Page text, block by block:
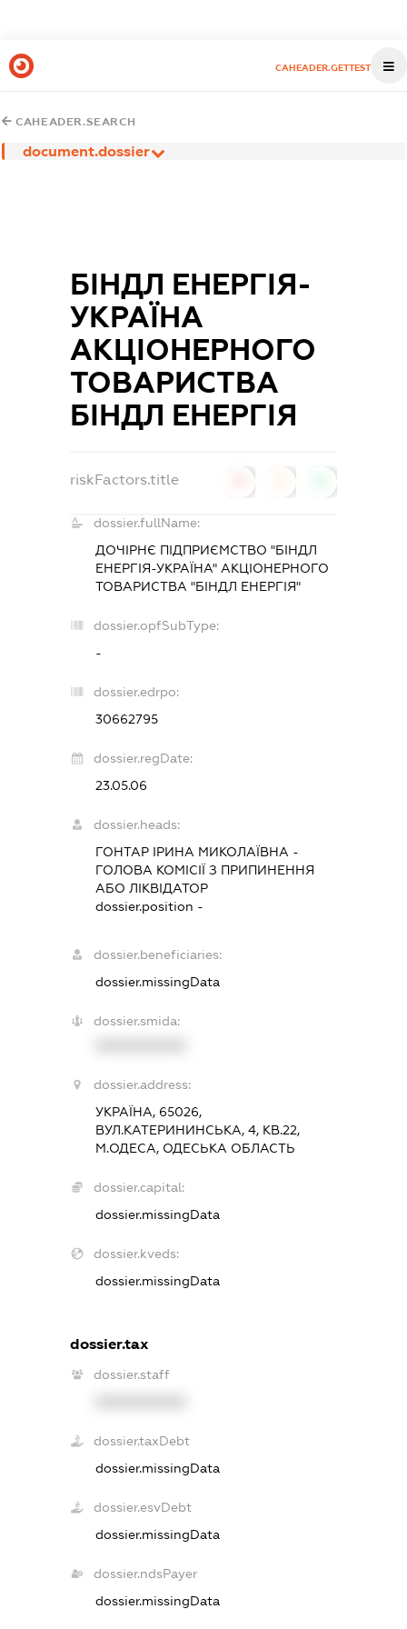
CAHEADER.GETTEST
CAHEADER.SEARCH
document.dossier
БІНДЛ ЕНЕРГІЯ-
УКРАЇНА
АКЦІОНЕРНОГО
ТОВАРИСТВА
БІНДЛ ЕНЕРГІЯ
riskFactors.title
dossier.fullName:
ДОЧІРНЄ ПІДПРИЄМСТВО "БІНДЛ
ЕНЕРГІЯ-УКРАЇНА" АКЦІОНЕРНОГО
ТОВАРИСТВА "БІНДЛ ЕНЕРГІЯ"
dossier.opfSubType:
-
dossier.edrpo:
30662795
dossier.regDate:
23.05.06
dossier.heads:
ГОНТАР ІРИНА МИКОЛАЇВНА -
ГОЛОВА КОМІСІЇ З ПРИПИНЕННЯ
АБО ЛІКВІДАТОР
dossier.position -
dossier.beneficiaries:
dossier.missingData
dossier.smida:
dossier.address:
УКРАЇНА, 65026,
ВУЛ.КАТЕРИНИНСЬКА, 4, КВ.22,
М.ОДЕСА, ОДЕСЬКА ОБЛАСТЬ
dossier.capital:
dossier.missingData
dossier.kveds:
dossier.missingData
dossier.tax
dossier.staff
dossier.taxDebt
dossier.missingData
dossier.esvDebt
dossier.missingData
dossier.ndsPayer
dossier.missingData